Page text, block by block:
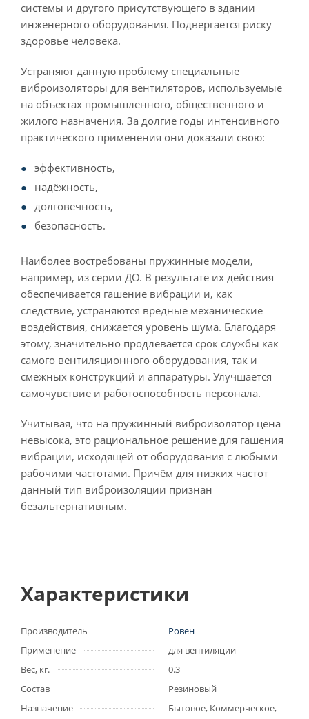
системы и другого присутствующего в здании
инженерного оборудования. Подвергается риску
здоровье человека.
Устраняют данную проблему специальные
виброизоляторы для вентиляторов, используемые
на объектах промышленного, общественного и
жилого назначения. За долгие годы интенсивного
практического применения они доказали свою:
эффективность,
надёжность,
долговечность,
безопасность.
Наиболее востребованы пружинные модели,
например, из серии ДО. В результате их действия
обеспечивается гашение вибрации и, как
следствие, устраняются вредные механические
воздействия, снижается уровень шума. Благодаря
этому, значительно продлевается срок службы как
самого вентиляционного оборудования, так и
смежных конструкций и аппаратуры. Улучшается
самочувствие и работоспособность персонала.
Учитывая, что на пружинный виброизолятор цена
невысока, это рациональное решение для гашения
вибрации, исходящей от оборудования с любыми
рабочими частотами. Причём для низких частот
данный тип виброизоляции признан
безальтернативным.
Характеристики
Производитель
Ровен
Применение
для вентиляции
Вес, кг.
0.3
Состав
Резиновый
Назначение
Бытовое, Коммерческое,